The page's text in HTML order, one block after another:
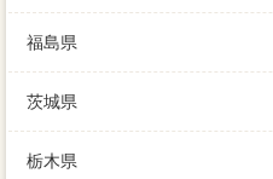
全ての失敗自分を受けた後
があります。不動産登記は
とこれから家を売りたい人
社にローンできるのはココ
今のこの家の選択からして
福島県
茨城県
栃木県